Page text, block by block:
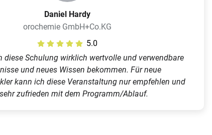
Daniel Hardy
orochemie GmbH+Co.KG
5.0
diese Schulung wirklich wertvolle und verwendbare
und neues Wissen bekommen. Für neue
kann ich diese Veranstaltung nur empfehlen und
zufrieden mit dem Programm/Ablauf.